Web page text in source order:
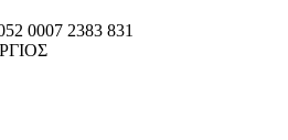
0007 2383 831